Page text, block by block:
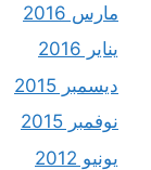
مارس 2016
يناير 2016
ديسمبر 2015
نوفمبر 2015
يونيو 2012